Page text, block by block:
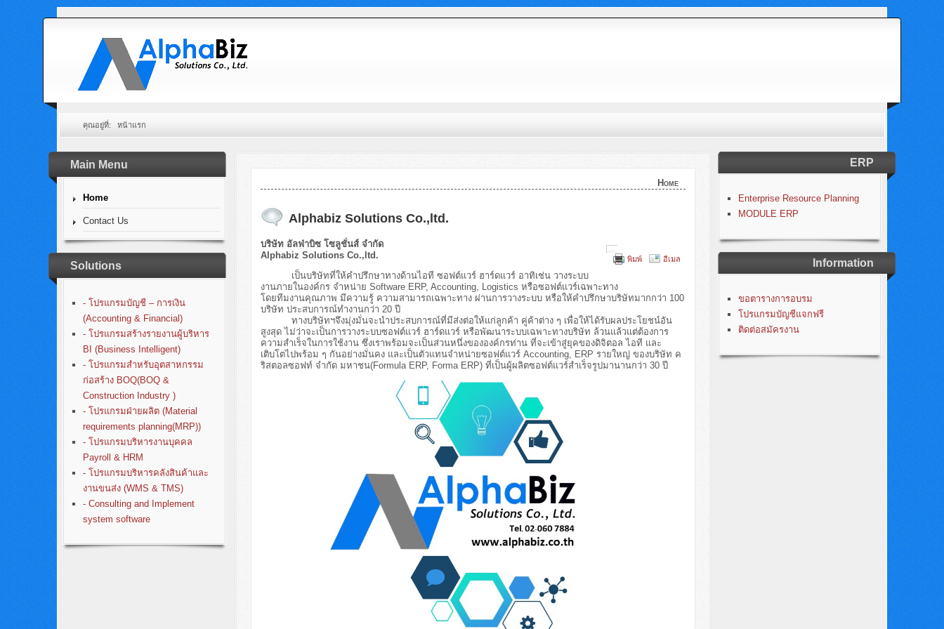
คุณอยู่ที่:หน้าแรก
Main Menu
Home
Contact Us
Solutions
- โปรแกรมบัญชี – การเงิน
(Accounting & Financial)
- โปรแกรมสร้างรายงานผู้บริหาร
BI (Business Intelligent)
- โปรแกรมสำหรับอุตสาหกรรม
ก่อสร้าง BOQ(BOQ &
Construction Industry )
- โปรแกรมฝ่ายผลิต (Material
requirements planning(MRP))
- โปรแกรมบริหารงานบุคคล
Payroll & HRM
- โปรแกรมบริหารคลังสินค้าและ
งานขนส่ง (WMS & TMS)
- Consulting and Implement
system software
Home
Alphabiz Solutions Co.,ltd.
พิมพ์ อีเมล
บริษัท อัลฟ่าบิซ โซลูชั่นส์ จำกัด
Alphabiz Solutions Co.,ltd.
เป็นบริษัทที่ให้คำปรึกษาทางด้านไอที ซอฟต์แวร์ ฮาร์ดแวร์ อาทิเช่น วางระบบ
งานภายในองค์กร จำหน่าย Software ERP, Accounting, Logistics หรือซอฟต์แวร์เฉพาะทาง
โดยทีมงานคุณภาพ มีความรู้ ความสามารถเฉพาะทาง ผ่านการวางระบบ หรือให้คำปรึกษาบริษัทมากกว่า 100
บริษัท ประสบการณ์ทำงานกว่า 20 ปี
ทางบริษัทฯจึงมุ่งมั่นจะนำประสบการณ์ที่มีส่งต่อให้แก่ลูกค้า คู่ค้าต่าง ๆ เพื่อให้ได้รับผลประโยชน์อัน
สูงสุด ไม่ว่าจะเป็นการวางระบบซอฟต์แวร์ ฮาร์ดแวร์ หรือพัฒนาระบบเฉพาะทางบริษัท ล้วนแล้วแต่ต้องการ
ความสำเร็จในการใช้งาน ซึ่งเราพร้อมจะเป็นส่วนหนึ่งขององค์กรท่าน ที่จะเข้าสู่ยุคของดิจิตอล ไอที และ
เติบโตไปพร้อม ๆ กันอย่างมั่นคง และเป็นตัวแทนจำหน่ายซอฟต์แวร์ Accounting, ERP รายใหญ่ ของบริษัท ค
ริสตอลซอฟท์ จำกัด มหาชน(Formula ERP, Forma ERP) ที่เป็นผู้ผลิตซอฟต์แวร์สำเร็จรูปมานานกว่า 30 ปี
ERP
Enterprise Resource Planning
MODULE ERP
Information
ขอตารางการอบรม
โปรแกรมบัญชีแจกฟรี
ติดต่อสมัครงาน